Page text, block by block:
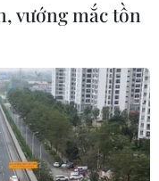
vướng mắc tồn